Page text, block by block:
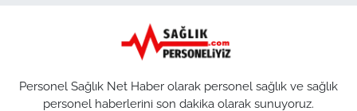
Personel Sağlık Net Haber olarak personel sağlık ve sağlık
personel haberlerini son dakika olarak sunuyoruz.